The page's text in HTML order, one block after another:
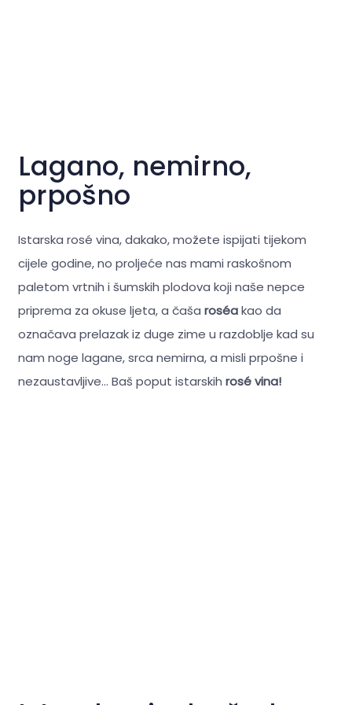
Lagano, nemirno,
prpošno
Istarska rosé vina, dakako, možete ispijati tijekom
cijele godine, no proljeće nas mami raskošnom
paletom vrtnih i šumskih plodova koji naše nepce
priprema za okuse ljeta, a čaša roséakao da
označava prelazak iz duge zime u razdoblje kad su
nam noge lagane, srca nemirna, a misli prpošne i
nezaustavljive... Baš poput istarskih rosé vina!